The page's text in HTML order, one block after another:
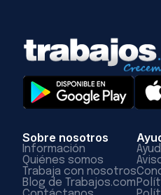
Sobre nosotros
Información
Quiénes somos
Trabaja con nosotros
Blog de Trabajos.com